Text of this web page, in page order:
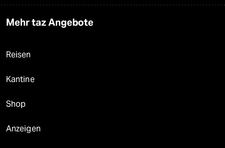
Mehr taz Angebote
Reisen
Kantine
Shop
Anzeigen